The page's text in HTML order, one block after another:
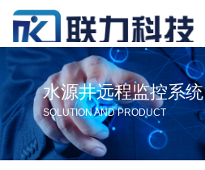
水源井远程监控系统
SOLUTION AND PRODUCT